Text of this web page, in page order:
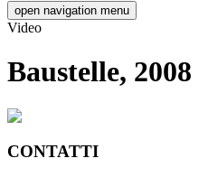
open navigation menu
Video
Baustelle, 2008
CONTATTI